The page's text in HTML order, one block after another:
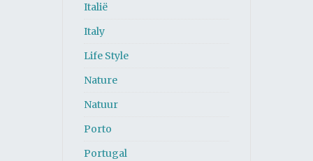
Italië
Italy
Life Style
Nature
Natuur
Porto
Portugal